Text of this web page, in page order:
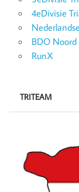
4eDivisie
BDO Noord
RunX
TRITEAM